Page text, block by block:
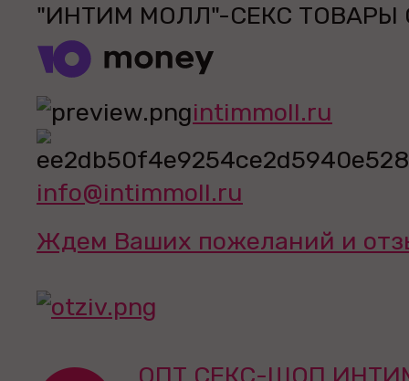
"ИНТИМ МОЛЛ"-СЕКС
intimmoll.ru
info@intimmoll.ru
Ждем Ваших пожеланий и